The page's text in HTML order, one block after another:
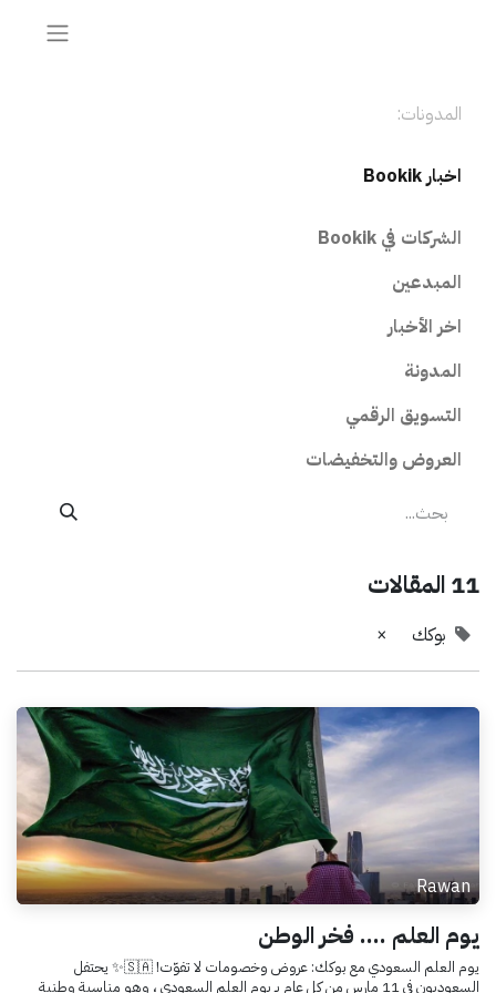
المدونات:
اخبار Bookik
الشركات في Bookik
المبدعين
اخر الأخبار
المدونة
التسويق الرقمي
العروض والتخفيضات
11 المقالات
بوكك ×
Rawan
يوم العلم .... فخر الوطن
يوم العلم السعودي مع بوكك: عروض وخصومات لا تفوّت! 🇸🇦✨ يحتفل
السعوديون في 11 مارس من كل عام بـ يوم العلم السعودي ، وهو مناسبة وطنية